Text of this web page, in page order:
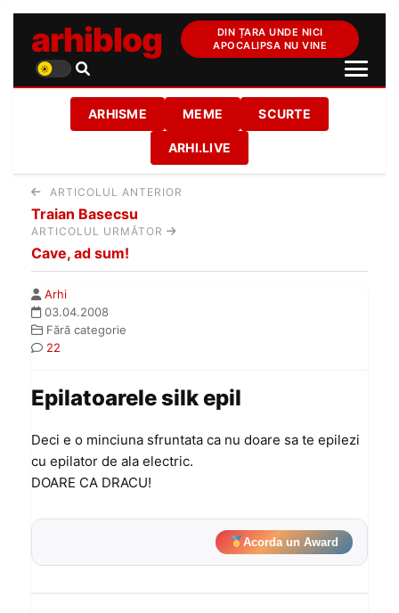
arhiblog
DIN ȚARA UNDE NICI
APOCALIPSA NU VINE
ARHISME MEME SCURTE
ARHI.LIVE
ARTICOLUL ANTERIOR
Traian Basecsu
ARTICOLUL URMĂTOR
Cave, ad sum!
Arhi
03.04.2008
Fără categorie
22
Epilatoarele silk epil
Deci e o minciuna sfruntata ca nu doare sa te epilezi
cu epilator de ala electric.
DOARE CA DRACU!
Acorda un Award